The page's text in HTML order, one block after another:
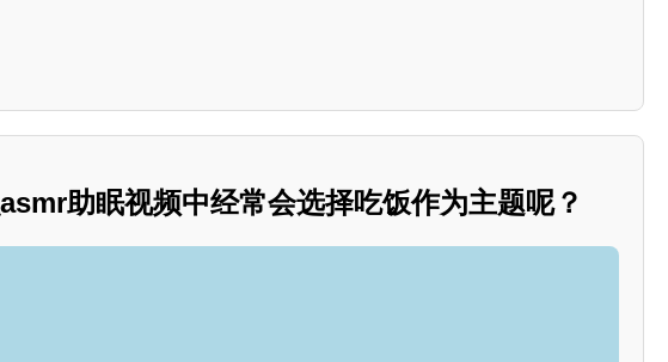
助眠视频中经常会选择吃饭作为主题呢？